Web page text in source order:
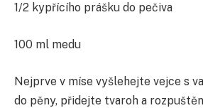
1/2 kypřícího prášku do pečiva
100 ml medu
Nejprve v míse vyšlehejte vejce s
do pěny, přidejte tvaroh a